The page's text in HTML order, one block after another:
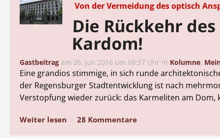
Von der Vermeidung des optisch
Die Rückkehr des
Kardom!
Gastbeitrag am 26. Juli 2016 um 09:57 Uhr in Kolumne,
Eine grandios stimmige, in sich runde
der Regensburger Stadtentwicklung ist nach
Verstopfung wieder zurück: das Karmeliten am Dom,
Weiter lesen 28 Kommentare